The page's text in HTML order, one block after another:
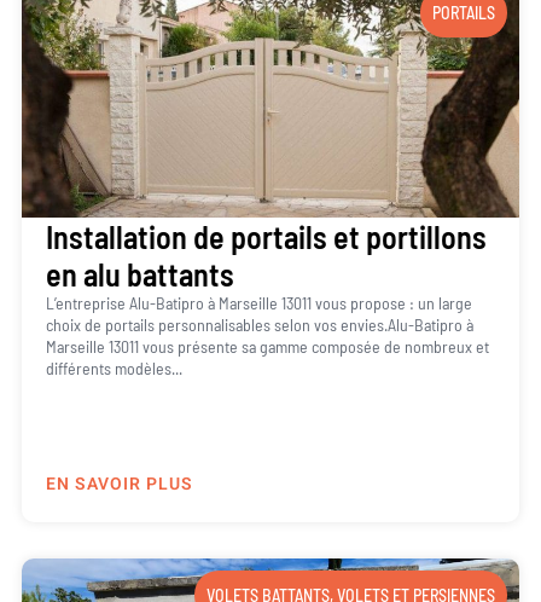
PORTAILS
Installation de portails et portillons
en alu battants
L’entreprise Alu-Batipro à Marseille 13011 vous propose : un large
choix de portails personnalisables selon vos envies.Alu-Batipro à
Marseille 13011 vous présente sa gamme composée de nombreux et
différents modèles...
EN SAVOIR PLUS
VOLETS BATTANTS,VOLETS ET PERSIENNES